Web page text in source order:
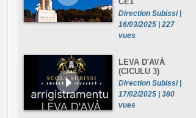
Direction Subissi |
16/03/2025 | 227
vues
LEVA D'AVÀ
(CICULU 3)
Direction Subissi |
17/02/2025 | 380
vues